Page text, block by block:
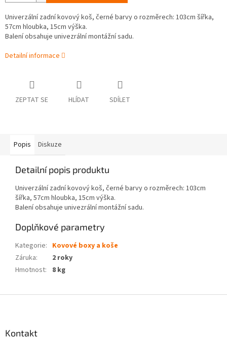
Univerzální zadní kovový koš, černé barvy o rozměrech: 103cm šířka,
57cm hloubka, 15cm výška.
Balení obsahuje univezrální montážní sadu.
Detailní informace
ZEPTAT SE HLÍDAT SDÍLET
Popis Diskuze
Detailní popis produktu
Univerzální zadní kovový koš, černé barvy o rozměrech: 103cm
šířka, 57cm hloubka, 15cm výška.
Balení obsahuje univezrální montážní sadu.
Doplňkové parametry
Kategorie: Kovové boxy a koše
Záruka:
2 roky
Hmotnost: 8 kg
Kontakt